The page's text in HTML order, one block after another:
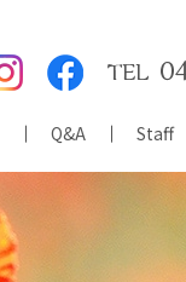
Q&A Staff